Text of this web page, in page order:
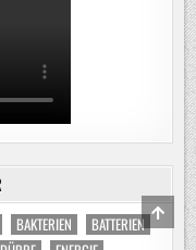
BAKTERIEN
BATTERIEN
TO
TOP